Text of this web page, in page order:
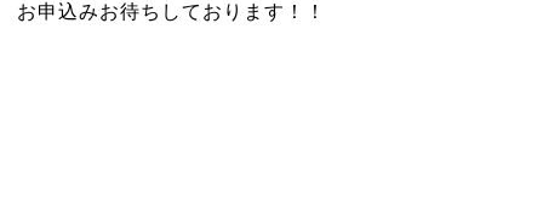
お申込みお待ちしております！！